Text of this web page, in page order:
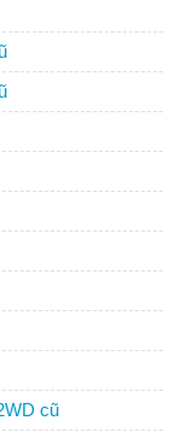
cũ